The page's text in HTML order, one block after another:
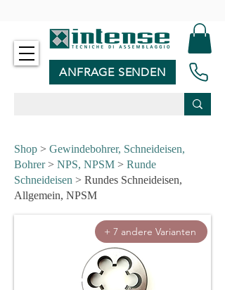
ANFRAGE SENDEN
Shop > Gewindebohrer, Schneideisen,
Bohrer> NPS, NPSM > Runde
Schneideisen > Rundes Schneideisen,
Allgemein, NPSM
+ 7 andere Varianten